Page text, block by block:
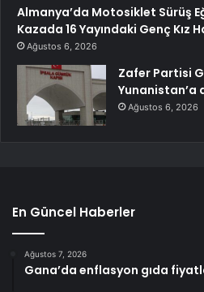
Almanya’da Motosiklet Sürüş
Kazada 16 Yayındaki Genç Kız
Ağustos 6, 2026
Zafer Partisi
Yunanistan’a
Ağustos 6, 2026
En Güncel Haberler
Ağustos 7, 2026
Gana’da enflasyon gıda